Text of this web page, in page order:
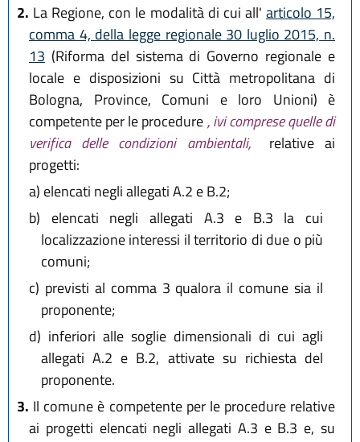
2. La Regione, con le modalità di cui all' articolo 15,
comma 4, della legge regionale 30 luglio 2015, n.
13 (Riforma del sistema di Governo regionale e
locale e disposizioni su Città metropolitana di
Bologna, Province, Comuni e loro Unioni) è
competente per le procedure, ivi comprese quelle di
verifica delle condizioni ambientali,
relative ai
progetti:
a) elencati negli allegati A.2 e B.2;
b) elencati negli allegati A.3 e B.3 la cui
localizzazione interessi il territorio di due o più
comuni;
c) previsti al comma 3 qualora il comune sia il
proponente;
d) inferiori alle soglie dimensionali di cui agli
allegati A.2 e B.2, attivate su richiesta del
proponente.
3. Il comune è competente per le procedure relative
ai progetti elencati negli allegati A.3 e B.3 e, su